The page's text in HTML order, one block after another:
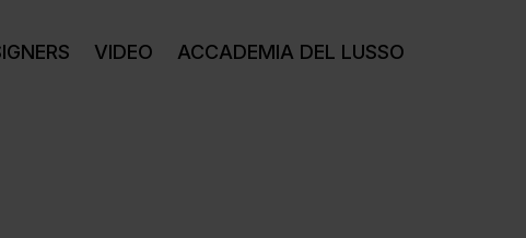
VIDEO ACCADEMIA DEL LUSSO